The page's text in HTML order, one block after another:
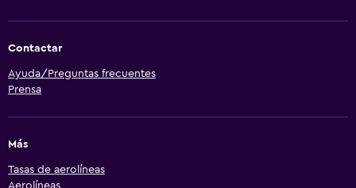
Contactar
Ayuda/Preguntas frecuentes
Prensa
Más
Tasas de aerolíneas
Aerolíneas